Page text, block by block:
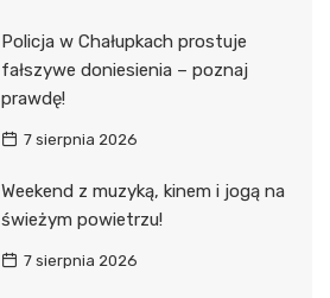
Policja w Chałupkach prostuje
fałszywe doniesienia – poznaj
prawdę!
7 sierpnia 2026
Weekend z muzyką, kinem i jogą na
świeżym powietrzu!
7 sierpnia 2026